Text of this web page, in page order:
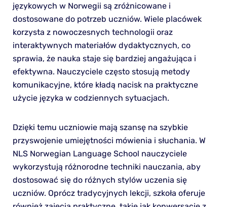
językowych w Norwegii są zróżnicowane i
dostosowane do potrzeb uczniów. Wiele placówek
korzysta z nowoczesnych technologii oraz
interaktywnych materiałów dydaktycznych, co
sprawia, że nauka staje się bardziej angażująca i
efektywna. Nauczyciele często stosują metody
komunikacyjne, które kładą nacisk na praktyczne
użycie języka w codziennych sytuacjach.
Dzięki temu uczniowie mają szansę na szybkie
przyswojenie umiejętności mówienia i słuchania. W
NLS Norwegian Language School nauczyciele
wykorzystują różnorodne techniki nauczania, aby
dostosować się do różnych stylów uczenia się
uczniów. Oprócz tradycyjnych lekcji, szkoła oferuje